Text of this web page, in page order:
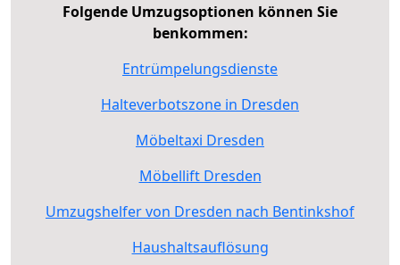
Folgende Umzugsoptionen können Sie
benkommen:
Entrümpelungsdienste
Halteverbotszone in Dresden
Möbeltaxi Dresden
Möbellift Dresden
Umzugshelfer von Dresden nach Bentinkshof
Haushaltsauflösung